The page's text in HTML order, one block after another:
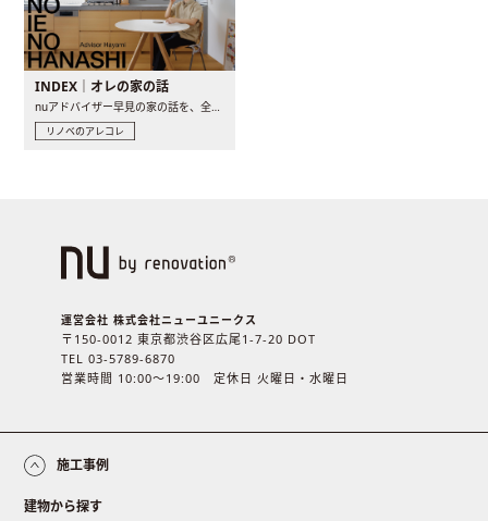
INDEX｜オレの家の話
nuアドバイザー早見の家の話を、全4話でお届け。リノベーションを..
リノベのアレコレ
運営会社 株式会社ニューユニークス
〒150-0012 東京都渋谷区広尾1-7-20 DOT
TEL 03-5789-6870
営業時間 10:00〜19:00 定休日 火曜日・水曜日
施工事例
建物から探す